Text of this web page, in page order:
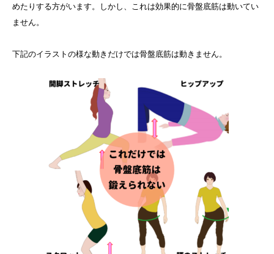
めたりする方がいます。しかし、これは効果的に骨盤底筋は動いてい
ません。
下記のイラストの様な動きだけでは骨盤底筋は動きません。